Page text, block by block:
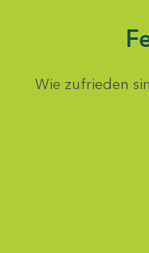
Wie zufrieden